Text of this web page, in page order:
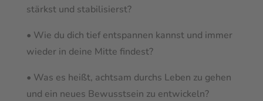
stärkst und stabilisierst?
• Wie du dich tief entspannen kannst und immer
wieder in deine Mitte findest?
• Was es heißt, achtsam durchs Leben zu gehen
und ein neues Bewusstsein zu entwickeln?